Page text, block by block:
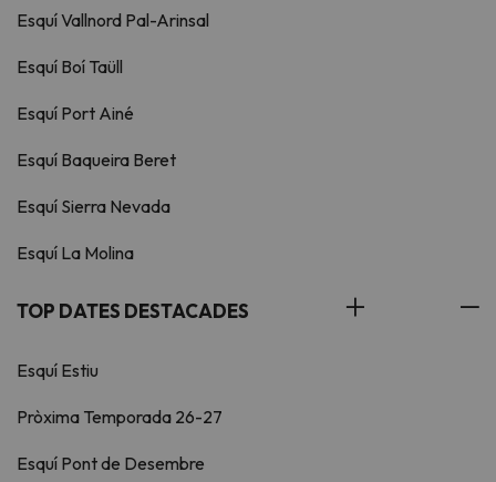
Esquí Vallnord Pal-Arinsal
Esquí Boí Taüll
Esquí Port Ainé
Esquí Baqueira Beret
Esquí Sierra Nevada
Esquí La Molina
TOP DATES DESTACADES
Esquí Estiu
Pròxima Temporada 26-27
Esquí Pont de Desembre